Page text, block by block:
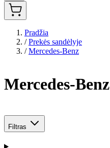
Pradžia
/ Prekės sandėlyje
/ Mercedes-Benz
Mercedes-Benz
Filtras